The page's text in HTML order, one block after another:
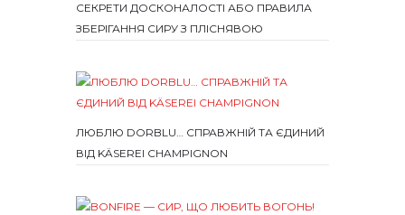
СЕКРЕТИ ДОСКОНАЛОСТІ АБО ПРАВИЛА
ЗБЕРІГАННЯ СИРУ З ПЛІСНЯВОЮ
ЛЮБЛЮ DORBLU… СПРАВЖНІЙ ТА ЄДИНИЙ
ВІД KÄSEREI CHAMPIGNON